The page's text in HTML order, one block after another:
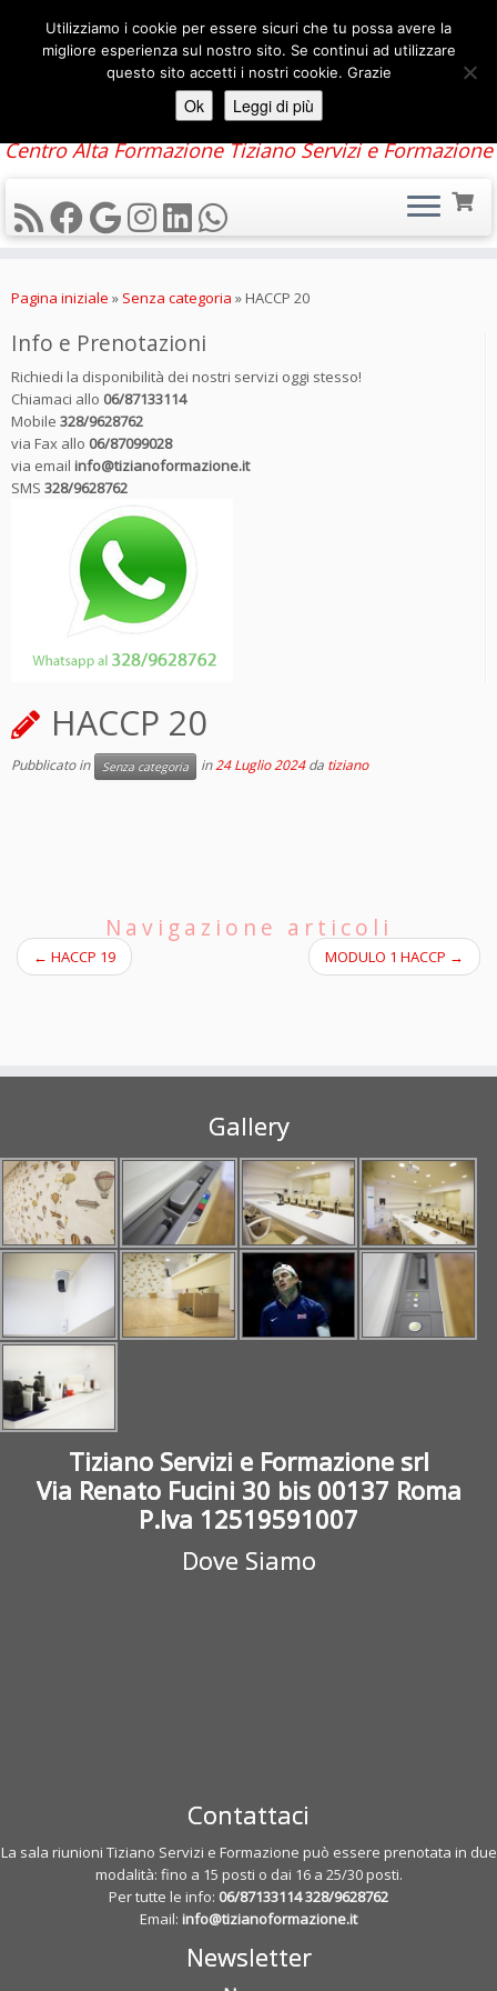
contenuto
Centro Alta Formazione Tiziano Servizi e Formazione
Pagina iniziale » Senza categoria » HACCP 20
Info e Prenotazioni
Richiedi la disponibilità dei nostri servizi oggi stesso!
Chiamaci allo 06/87133114
Mobile 328/9628762
via Fax allo 06/87099028
via email info@tizianoformazione.it
SMS 328/9628762
HACCP 20
Pubblicato in Senza categoria in24 Luglio 2024 da tiziano
Navigazione articoli
← HACCP 19 MODULO 1 HACCP →
Gallery
Tiziano Servizi e Formazione srl
Via Renato Fucini 30 bis 00137 Roma
P.Iva 12519591007
Dove Siamo
Contattaci
La sala riunioni Tiziano Servizi e Formazione può essere prenotata in due
modalità: fino a 15 posti o dai 16 a 25/30 posti.
Per tutte le info: 06/87133114328/9628762
Email: info@tizianoformazione.it
Newsletter
Utilizziamo i cookie per essere sicuri che tu possa avere la
migliore esperienza sul nostro sito. Se continui ad utilizzare
questo sito accetti i nostri cookie. Grazie
Ok Leggi di più